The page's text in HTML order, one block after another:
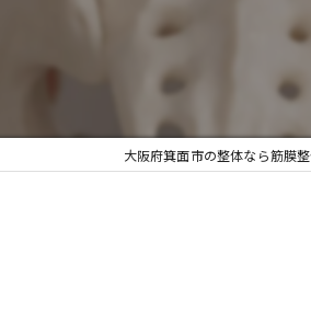
疲労
大阪府箕面市の整体なら筋膜整